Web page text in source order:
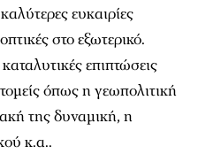
ευκαιρίες
στο εξωτερικό.
επιπτώσεις
όπως η γεωπολιτική
της δυναμική, η
κ.α..